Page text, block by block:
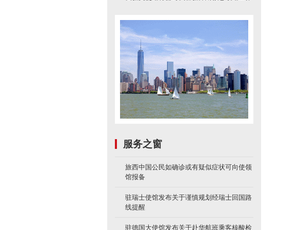
服务之窗
旅西中国公民如确诊或有疑似症状可向使领
馆报备
驻瑞士使馆发布关于谨慎规划经瑞士回国路
线提醒
驻德国大使馆发布关于赴华航班乘客核酸检